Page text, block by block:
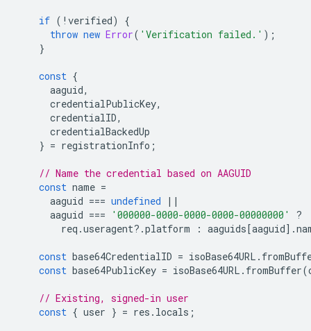
if ( ! verified)
{
throw new Error( 'Verification failed.' );
}
const {
aaguid,
credentialPublicKey,
credentialID,
credentialBackedUp
} = registrationInfo ;
// Name the credential based on AAGUID
const name =
aaguid === undefined
||
aaguid === '000000-0000-0000-0000-00000000'
?
req .useragent? .platform : aaguids[aaguid].
const base64CredentialID = isoBase64URL .
const base64PublicKey = isoBase64URL . fromBuffer(
// Existing, signed-in user
const { user } = res . locals ;